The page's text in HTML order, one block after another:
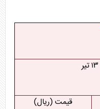
قیمت (ریال)